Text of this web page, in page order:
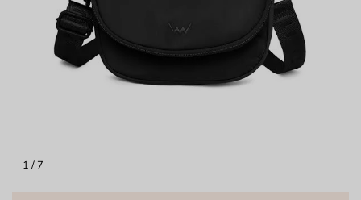
1 / 7